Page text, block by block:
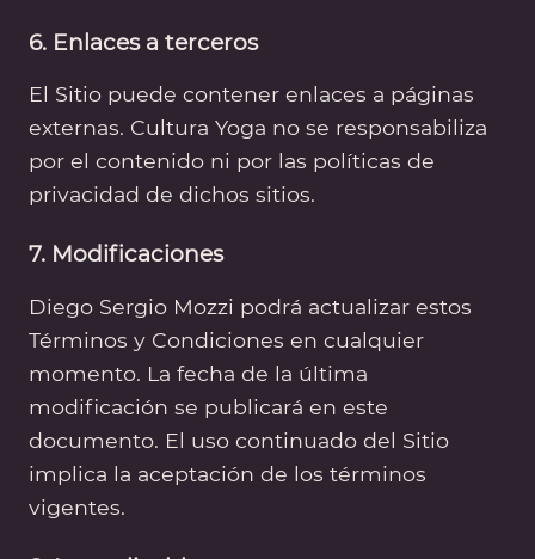
6. Enlaces a terceros
El Sitio puede contener enlaces a páginas
externas. Cultura Yoga no se responsabiliza
por el contenido ni por las políticas de
privacidad de dichos sitios.
7. Modificaciones
Diego Sergio Mozzi podrá actualizar estos
Términos y Condiciones en cualquier
momento. La fecha de la última
modificación se publicará en este
documento. El uso continuado del Sitio
implica la aceptación de los términos
vigentes.